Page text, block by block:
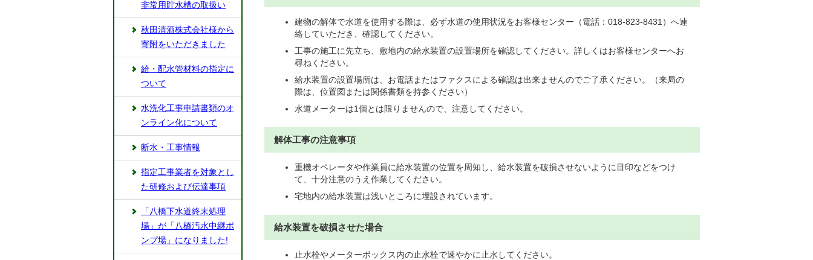
建物の解体で水道を使用する際は、必ず水道の使用状況をお客様センター（電話：018-823-8431）へ連
絡していただき、確認してください。
工事の施工に先立ち、敷地内の給水装置の設置場所を確認してください。詳しくはお客様センターへお
尋ねください。
給水装置の設置場所は、お電話またはファクスによる確認は出来ませんのでご了承ください。（来局の
際は、位置図または関係書類を持参ください）
水道メーターは1個とは限りませんので、注意してください。
解体工事の注意事項
重機オペレータや作業員に給水装置の位置を周知し、給水装置を破損させないように目印などをつけ
て、十分注意のうえ作業してください。
宅地内の給水装置は浅いところに埋設されています。
給水装置を破損させた場合
止水栓やメーターボックス内の止水栓で速やかに止水してください。
非常用貯水槽の取扱い
秋田清酒株式会社様から
寄附をいただきました
給・配水管材料の指定に
ついて
水洗化工事申請書類のオ
ンライン化について
断水・工事情報
指定工事業者を対象とし
た研修および伝達事項
「八橋下水道終末処理
場」が「八橋汚水中継ポ
ンプ場」になりました!